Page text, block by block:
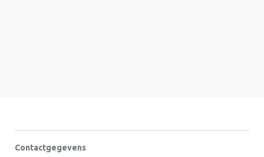
Contactgegevens